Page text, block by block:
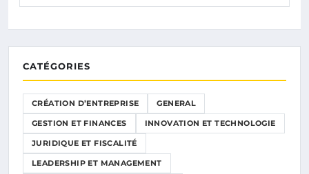
CATÉGORIES
CRÉATION D’ENTREPRISE GENERAL
GESTION ET FINANCES INNOVATION ET TECHNOLOGIE
JURIDIQUE ET FISCALITÉ
LEADERSHIP ET MANAGEMENT